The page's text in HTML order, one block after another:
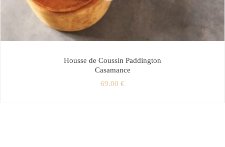
Housse de Coussin Paddington
Casamance
69.00 €